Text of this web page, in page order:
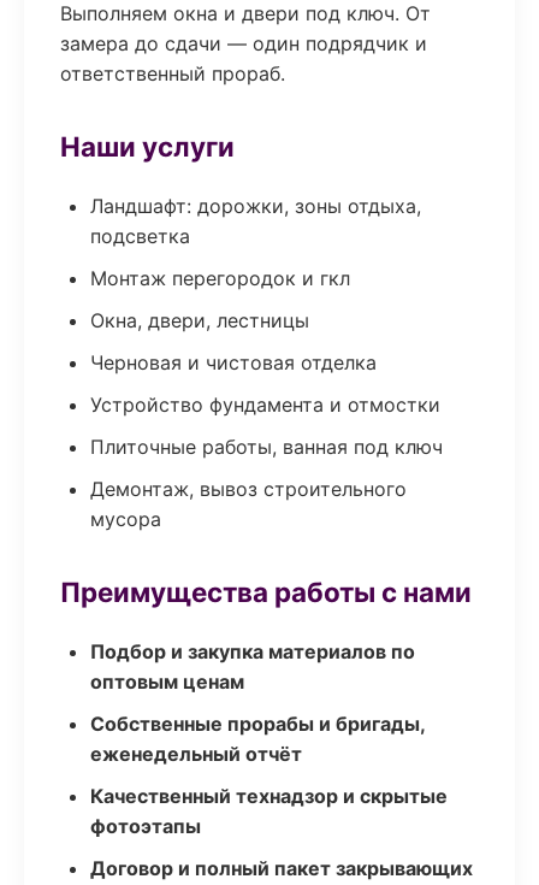
Выполняем окна и двери под ключ. От
замера до сдачи — один подрядчик и
ответственный прораб.
Наши услуги
Ландшафт: дорожки, зоны отдыха,
подсветка
Монтаж перегородок и гкл
Окна, двери, лестницы
Черновая и чистовая отделка
Устройство фундамента и отмостки
Плиточные работы, ванная под ключ
Демонтаж, вывоз строительного
мусора
Преимущества работы с нами
Подбор и закупка материалов по
оптовым ценам
Собственные прорабы и бригады,
еженедельный отчёт
Качественный технадзор и скрытые
фотоэтапы
Договор и полный пакет закрывающих